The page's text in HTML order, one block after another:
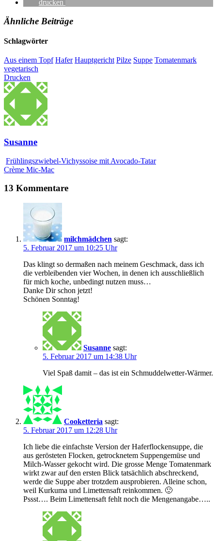
drucken
Ähnliche Beiträge
Schlagwörter
Aus einem Topf Hafer Hauptgericht Pilze Suppe Tomatenmark
vegetarisch
Drucken
Susanne
Frühlingszwiebel-Vichyssoise mit Avocado-Tatar
Crème Mic-Mac
13 Kommentare
milchmädchen sagt:
5. Februar 2017 um 10:25 Uhr
Das klingt so dermaßen nach meinem Geschmack, dass ich
die verbleibenden vier Wochen, in denen ich ausschließlich
für mich koche, unbedingt nutzen muss…
Danke Dir schon jetzt!
Schönen Sonntag!
Susanne sagt:
5. Februar 2017 um 14:38 Uhr
Viel Spaß damit – das ist ein Schmuddelwetter-Wärmer.
Cooketteria sagt:
5. Februar 2017 um 12:28 Uhr
Ich liebe die einfachste Version der Haferflockensuppe, die
aus gerösteten Flocken, getrocknetem Suppengemüse und
Milch-Wasser gekocht wird. Die grosse Menge Tomatenmark
wirkt zwar auf den ersten Blick tatsächlich abschreckend,
werde die Suppe aber trotzdem ausprobieren. Alleine schon,
weil Kurkuma und Limettensaft reinkommen. 🙂
Pssst…. Beim Limettensaft fehlt noch die Mengenangabe…..